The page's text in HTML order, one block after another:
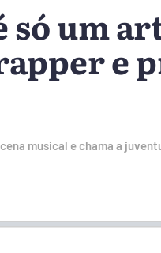
só um
e
musical e chama a